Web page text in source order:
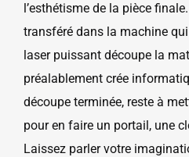
l’esthétisme de la pièce
transféré dans la machine
laser puissant découpe la
préalablement crée
découpe terminée, reste à
pour en faire un portail, une
Laissez parler votre